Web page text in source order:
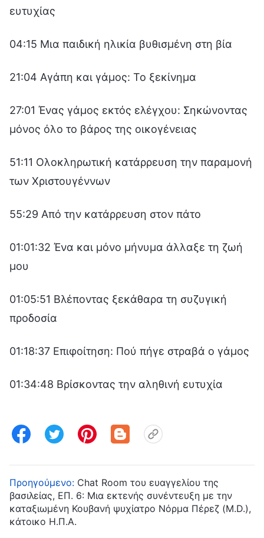
ευτυχίας
04:15 Μια παιδική ηλικία βυθισμένη στη βία
21:04 Αγάπη και γάμος: Το ξεκίνημα
27:01 Ένας γάμος εκτός ελέγχου: Σηκώνοντας
μόνος όλο το βάρος της οικογένειας
51:11 Ολοκληρωτική κατάρρευση την παραμονή
των Χριστουγέννων
55:29 Από την κατάρρευση στον πάτο
01:01:32 Ένα και μόνο μήνυμα άλλαξε τη ζωή
μου
01:05:51 Βλέποντας ξεκάθαρα τη συζυγική
προδοσία
01:18:37 Επιφοίτηση: Πού πήγε στραβά ο γάμος
01:34:48 Βρίσκοντας την αληθινή ευτυχία
Προηγούμενο: Chat Room του ευαγγελίου της
βασιλείας, ΕΠ. 6: Μια εκτενής συνέντευξη με την
καταξιωμένη Κουβανή ψυχίατρο Νόρμα Πέρεζ (M.D.),
κάτοικο Η.Π.Α.